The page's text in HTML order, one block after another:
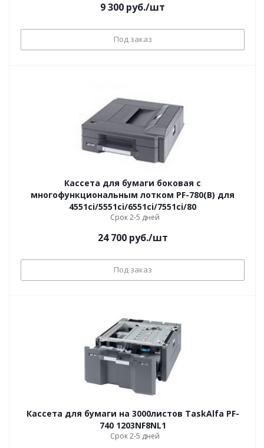
9 300 руб./шт
Под заказ
Кассета для бумаги боковая с
многофункциональным лотком PF-780(B) для
4551ci/5551ci/6551ci/7551ci/80
Срок 2-5 дней
24 700руб./шт
Под заказ
Кассета для бумаги на 3000листов TaskAlfa PF-
740 1203NF8NL1
Срок 2-5 дней